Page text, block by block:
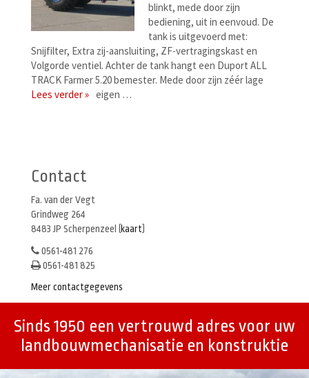
blinkt, mede door zijn
bediening, uit in eenvoud. De
tank is uitgevoerd met:
Snijfilter, Extra zij-aansluiting, ZF-vertragingskast en
Volgorde ventiel. Achter de tank hangt een Duport ALL
TRACK Farmer 5.20 bemester. Mede door zijn zéér lage
eigen …
Lees verder »
Contact
Fa. van der Vegt
Grindweg 264
8483 JP Scherpenzeel (
kaart
0561-481 276
0561-481 825
Meer contactgegevens
Sinds 1950 een vertrouwd adres voor uw
landbouwmechanisatie en konstruktie